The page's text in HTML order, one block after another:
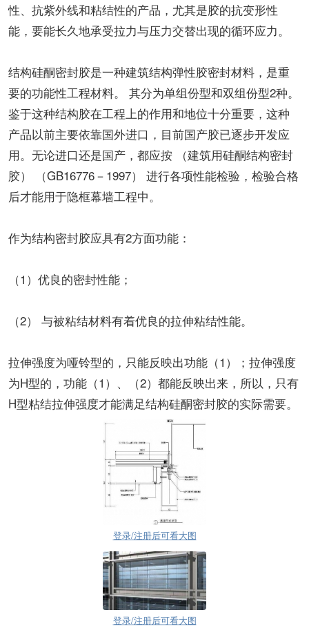
性、抗紫外线和粘结性的产品，尤其是胶的抗变形性
能，要能长久地承受拉力与压力交替出现的循环应力。
结构硅酮密封胶是一种建筑结构弹性胶密封材料，是重
要的功能性工程材料。 其分为单组份型和双组份型2种。
鉴于这种结构胶在工程上的作用和地位十分重要，这种
产品以前主要依靠国外进口，目前国产胶已逐步开发应
用。无论进口还是国产，都应按 （建筑用硅酮结构密封
胶） （GB16776－1997） 进行各项性能检验，检验合格
后才能用于隐框幕墙工程中。
作为结构密封胶应具有2方面功能：
（1）优良的密封性能；
（2） 与被粘结材料有着优良的拉伸粘结性能。
拉伸强度为哑铃型的，只能反映出功能（1）；拉伸强度
为H型的，功能（1）、（2）都能反映出来，所以，只有
H型粘结拉伸强度才能满足结构硅酮密封胶的实际需要。
登录/注册后可看大图
登录/注册后可看大图